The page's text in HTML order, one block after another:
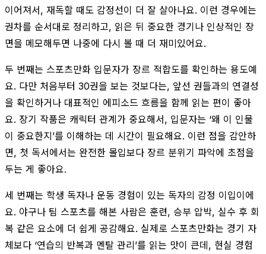
이어져서, 재독할 때도 감정선이 더 잘 살아나요. 이런 경우에는
권차를 순서대로 정리하고, 읽은 뒤 중요한 경기나 인상적인 장
면을 메모해두면 나중에 다시 볼 때 더 재미있어요.
두 번째는 스포츠만화 입문자가 장르 적합도를 확인하는 용도예
요. 다만 처음부터 30권을 보는 것보다는, 앞선 권들과의 연결성
을 확인하거나 대표적인 에피소드 흐름을 함께 읽는 편이 좋아
요. 장기 작품은 캐릭터 관계가 중요해서, 입문자는 ‘왜 이 인물
이 중요한지’를 이해하는 데 시간이 필요해요. 이런 점을 감안하
면, 첫 독서에서는 완전한 몰입보다 장르 분위기 파악에 초점을
두는 게 좋아요.
세 번째는 학생 독자나 운동 경험이 있는 독자의 감정 이입이에
요. 야구나 팀 스포츠를 해본 사람은 훈련, 승부 압박, 실수 후 회
복 같은 요소에 더 쉽게 공감해요. 실제로 스포츠만화는 경기 자
체보다 ‘연습의 반복과 멘탈 관리’를 읽는 맛이 큰데, 현실 경험